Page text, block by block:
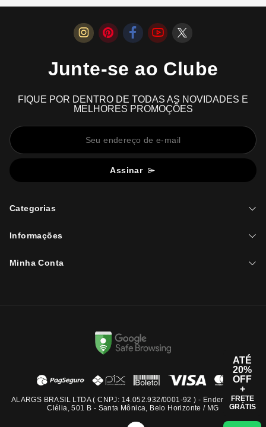
Junte-se ao Clube
FIQUE POR DENTRO DE TODAS AS NOVIDADES E
MELHORES PROMOÇÕES
Assinar
Categorias
Informações
Minha Conta
ALARGS BRASIL LTDA ( CNPJ: 14.052.932/0001-92 ) - Endereço: Rua
Clélia, 501 B - Santa Mônica, Belo Horizonte / MG
ATÉ
20%
OFF
+
FRETE
GRÁTIS